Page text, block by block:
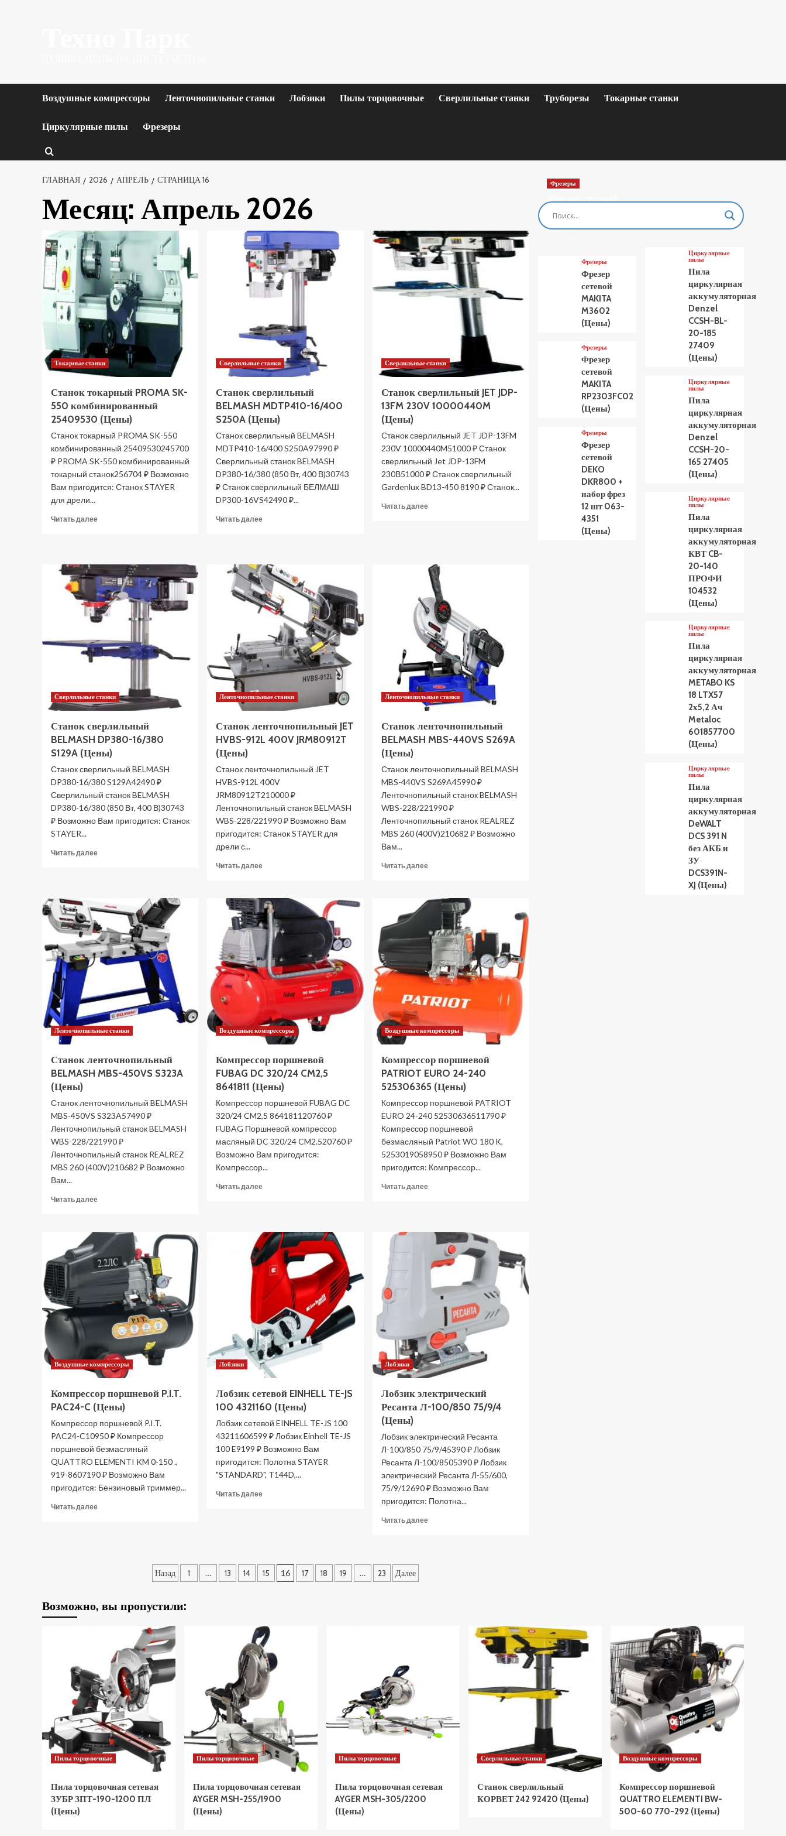
Воздушные компрессоры Ленточнопильные станки Лобзики Пилы торцовочные Сверлильные станки Труборезы Токарные станки
Циркулярные пилы Фрезеры
ГЛАВНАЯ 2026 АПРЕЛЬ СТРАНИЦА 16
Месяц: Апрель 2026
Токарные станки
Станок токарный PROMA SK-
550 комбинированный
25409530 (Цены)
Станок токарный PROMA SK-550
комбинированный 25409530245700
₽ PROMA SK-550 комбинированный
токарный станок256704 ₽ Возможно
Вам пригодится: Станок STAYER
для дрели...
Читать далееПрочитать
PROMA
SK-
550
комбинированный
25409530
Сверлильные станки
Станок сверлильный
BELMASH MDTP410-16/400
S250A (Цены)
Станок сверлильный BELMASH
MDTP410-16/400 S250A97990 ₽
Сверлильный станок BELMASH
DP380-16/380 (850 Вт, 400 В)30743
₽ Станок сверлильный БЕЛМАШ
DP300-16VS42490 ₽...
Читать далееПрочитать
BELMASH
MDTP410-
16/400
S250A
(Цены)
Сверлильные станки
Станок сверлильный JET JDP-
13FM 230V 10000440M
(Цены)
Станок сверлильный JET JDP-13FM
230V 10000440M51000 ₽ Станок
сверлильный Jet JDP-13FM
230В51000 ₽ Станок сверлильный
Gardenlux BD13-450 8190 ₽ Станок...
Читать далееПрочитать
JDP-
13FM
230V
10000440M
(Цены)
Сверлильные станки
Станок сверлильный
BELMASH DP380-16/380
S129A (Цены)
Станок сверлильный BELMASH
DP380-16/380 S129A42490 ₽
Сверлильный станок BELMASH
DP380-16/380 (850 Вт, 400 В)30743
₽ Возможно Вам пригодится: Станок
STAYER...
Читать далееПрочитать
BELMASH
DP380-
16/380
S129A
(Цены)
Ленточнопильные станки
Станок ленточнопильный JET
HVBS-912L 400V JRM80912T
(Цены)
Станок ленточнопильный JET
HVBS-912L 400V
JRM80912T210000 ₽
Ленточнопильный станок BELMASH
WBS-228/221990 ₽ Возможно Вам
пригодится: Станок STAYER для
дрели с...
Читать далееПрочитать
Станок
ленточнопильный
JET
HVBS-
912L
400V
JRM80912T
(Цены)
Ленточнопильные станки
Станок ленточнопильный
BELMASH MBS-440VS S269A
(Цены)
Станок ленточнопильный BELMASH
MBS-440VS S269A45990 ₽
Ленточнопильный станок BELMASH
WBS-228/221990 ₽
Ленточнопильный станок REALREZ
MBS 260 (400V)210682 ₽ Возможно
Вам...
Читать далееПрочитать
Станок
ленточнопильный
BELMASH
MBS-
440VS
S269A
(Цены)
Ленточнопильные станки
Станок ленточнопильный
BELMASH MBS-450VS S323A
(Цены)
Станок ленточнопильный BELMASH
MBS-450VS S323A57490 ₽
Ленточнопильный станок BELMASH
WBS-228/221990 ₽
Ленточнопильный станок REALREZ
MBS 260 (400V)210682 ₽ Возможно
Вам...
Читать далееПрочитать
Станок
ленточнопильный
BELMASH
MBS-
450VS
S323A
Воздушные компрессоры
Компрессор поршневой
FUBAG DC 320/24 CM2,5
8641811 (Цены)
Компрессор поршневой FUBAG DC
320/24 CM2,5 864181120760 ₽
FUBAG Поршневой компрессор
масляный DC 320/24 CM2.520760 ₽
Возможно Вам пригодится:
Компрессор...
Читать далееПрочитать
FUBAG
DC
320/24
CM2,5
8641811
(Цены)
Воздушные компрессоры
Компрессор поршневой
PATRIOT EURO 24-240
525306365 (Цены)
Компрессор поршневой PATRIOT
EURO 24-240 52530636511790 ₽
Компрессор поршневой
безмасляный Patriot WO 180 K,
5253019058950 ₽ Возможно Вам
пригодится: Компрессор...
Читать далееПрочитать
PATRIOT
EURO
24-
525306365
(Цены)
Воздушные компрессоры
Компрессор поршневой P.I.T.
PAC24-C (Цены)
Компрессор поршневой P.I.T.
PAC24-C10950 ₽ Компрессор
поршневой безмасляный
QUATTRO ELEMENTI KM 0-150 .,
919-8607190 ₽ Возможно Вам
пригодится: Бензиновый триммер...
Читать далееПрочитать
Лобзики
Лобзик сетевой EINHELL TE-JS
100 4321160 (Цены)
Лобзик сетевой EINHELL TE-JS 100
43211606599 ₽ Лобзик Einhell TE-JS
100 E9199 ₽ Возможно Вам
пригодится: Полотна STAYER
"STANDARD", T144D,...
Читать далееПрочитать
JS
100
Лобзики
Лобзик электрический
Ресанта Л-100/850 75/9/4
(Цены)
Лобзик электрический Ресанта
Л-100/850 75/9/45390 ₽ Лобзик
Ресанта Л-100/8505390 ₽ Лобзик
электрический Ресанта Л-55/600,
75/9/12690 ₽ Возможно Вам
пригодится: Полотна...
Читать далееПрочитать
Пагинация
Назад 1 … 13 14 15 16 17 18 19 … 23 Далее
Фрезеры
Фрезер сетевой
MAKITA M3601
(Цены)
Фрезеры
Фрезер
сетевой
MAKITA
M3602
(Цены)
Фрезеры
Фрезер
сетевой
MAKITA
RP2303FC02
(Цены)
Фрезеры
Фрезер
сетевой
DEKO
DKR800 +
набор фрез
12 шт 063-
4351
(Цены)
Циркулярные
пилы
Пила
циркулярная
аккумуляторная
Denzel
CCSH-BL-
20-185
27409
(Цены)
Циркулярные
пилы
Пила
циркулярная
аккумуляторная
Denzel
CCSH-20-
165 27405
(Цены)
Циркулярные
пилы
Пила
циркулярная
аккумуляторная
КВТ CB-
20-140
ПРОФИ
104532
(Цены)
Циркулярные
пилы
Пила
циркулярная
аккумуляторная
METABO KS
18 LTX57
2х5,2 Ач
Metaloc
601857700
(Цены)
Циркулярные
пилы
Пила
циркулярная
аккумуляторная
DeWALT
DCS 391 N
без АКБ и
ЗУ
DCS391N-
XJ (Цены)
Возможно, вы пропустили:
Пилы торцовочные
Пила торцовочная сетевая
ЗУБР ЗПТ-190-1200 ПЛ
(Цены)
Пилы торцовочные
Пила торцовочная сетевая
AYGER MSH-255/1900
(Цены)
Пилы торцовочные
Пила торцовочная сетевая
AYGER MSH-305/2200
(Цены)
Сверлильные станки
Станок сверлильный
КОРВЕТ 242 92420 (Цены)
Воздушные компрессоры
Компрессор поршневой
QUATTRO ELEMENTI BW-
500-60 770-292 (Цены)